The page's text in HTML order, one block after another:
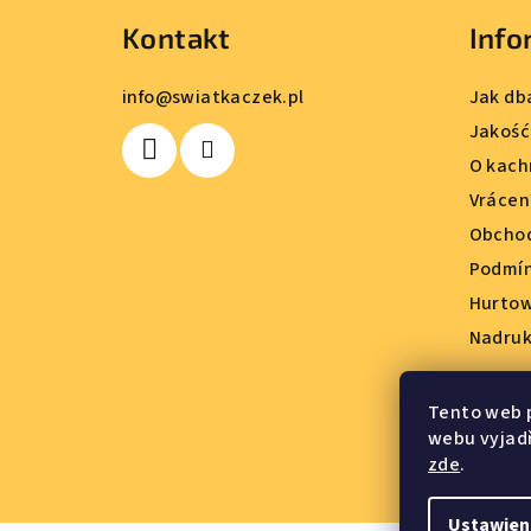
Tento web
webu
zde.
Kontakt
info@swiatkaczek.pl
Jak
O